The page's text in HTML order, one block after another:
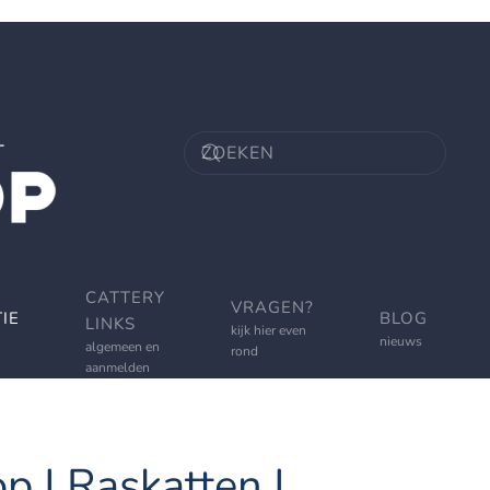
CATTERY
LINKS
algemeen en
aanmelden
VRAGEN?
kijk hier even
rond
BLOG
nieuws